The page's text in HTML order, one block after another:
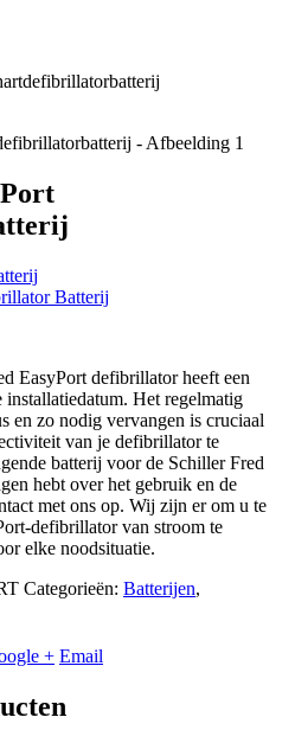
Batterij
EasyPort defibrillator heeft een
Het regelmatig
en zo nodig vervangen is cruciaal
van je defibrillator te
batterij voor de Schiller Fred
hebt over het gebruik en de
met ons op. Wij zijn er om u te
defibrillator van stroom te
elke noodsituatie.
Categorieën: Batterijen,
+ Email